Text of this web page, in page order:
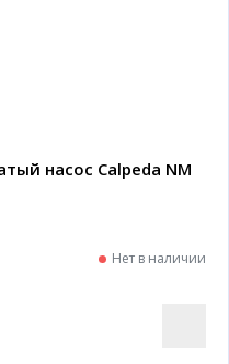
насос Calpeda NM
Нет в наличии